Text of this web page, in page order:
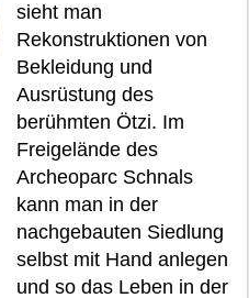
sieht man
Rekonstruktionen von
Bekleidung und
Ausrüstung des
berühmten Ötzi. Im
Freigelände des
Archeoparc Schnals
kann man in der
nachgebauten Siedlung
selbst mit Hand anlegen
und so das Leben in der